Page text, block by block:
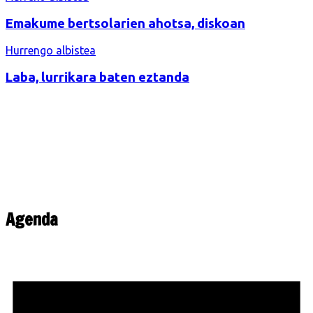
zehar
Emakume bertsolarien ahotsa, diskoan
Hurrengo albistea
Laba, lurrikara baten eztanda
Agenda